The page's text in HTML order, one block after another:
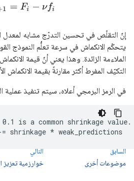
F +1 =Fi−νf
إنّ التقلّص في تحسين التدرّج مشابه لمعدل
يتحكّم الانكماش في سرعة تعلُّم النموذج
التكيّف المفرط أكثر مقارنةً بقيمة الانكماش
في الرمز البرمجي أعلاه، سيتم تنفيذ عملية
is a common shrinkage value.
السابق
موضوعات أخرى
التالي
خوارزمية تعزيز